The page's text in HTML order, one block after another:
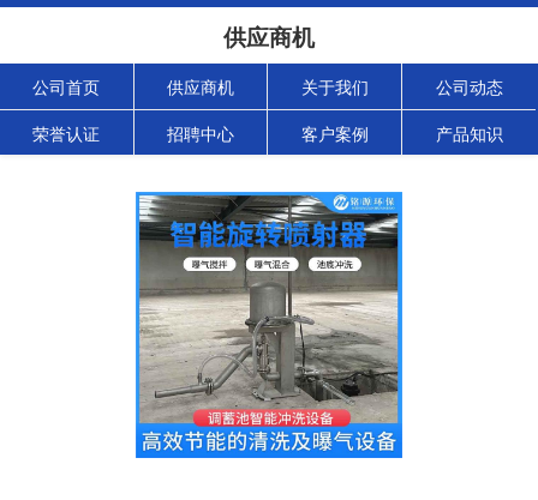
供应商机
公司首页 供应商机 关于我们 公司动态
荣誉认证 招聘中心 客户案例 产品知识